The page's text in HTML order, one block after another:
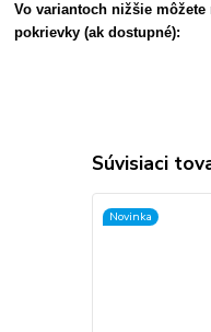
Vo variantoch nižšie
pokrievky (ak dostupné):
Súvisiaci
Novinka